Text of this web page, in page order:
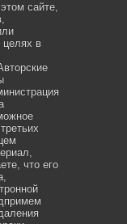
сайте,
целях в
что его